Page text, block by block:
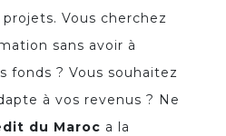
Vous cherchez
sans avoir à
fonds ? Vous souhaitez
à vos revenus ? Ne
du Maroc a la